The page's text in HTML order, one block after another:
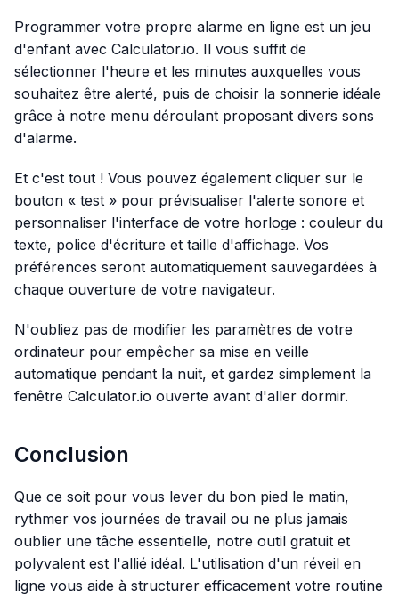
Programmer votre propre alarme en ligne est un jeu
d'enfant avec Calculator.io. Il vous suffit de
sélectionner l'heure et les minutes auxquelles vous
souhaitez être alerté, puis de choisir la sonnerie idéale
grâce à notre menu déroulant proposant divers sons
d'alarme.
Et c'est tout ! Vous pouvez également cliquer sur le
bouton « test » pour prévisualiser l'alerte sonore et
personnaliser l'interface de votre horloge : couleur du
texte, police d'écriture et taille d'affichage. Vos
préférences seront automatiquement sauvegardées à
chaque ouverture de votre navigateur.
N'oubliez pas de modifier les paramètres de votre
ordinateur pour empêcher sa mise en veille
automatique pendant la nuit, et gardez simplement la
fenêtre Calculator.io ouverte avant d'aller dormir.
Conclusion
Que ce soit pour vous lever du bon pied le matin,
rythmer vos journées de travail ou ne plus jamais
oublier une tâche essentielle, notre outil gratuit et
polyvalent est l'allié idéal. L'utilisation d'un réveil en
ligne vous aide à structurer efficacement votre routine